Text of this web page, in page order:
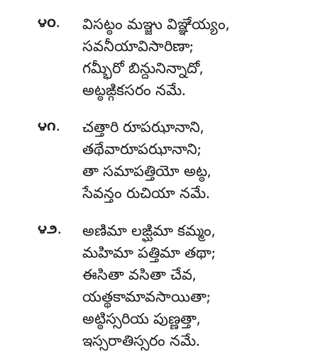
౪౦. విసట్ఠం మఞ్జు విఞ్ఞేయ్యం,
సవనీయావిసారిణా;
గమ్భీరో బిన్దునిన్నాదో,
అట్ఠఙ్గికసరం నమే.
౪౧. చత్తారి రూపఝానాని,
తథేవారూపఝానాని;
తా సమాపత్తియో అట్ఠ,
సేవన్తం రుచియా నమే.
౪౨.
అణిమా లఙ్ఘిమా కమ్మం,
మహిమా పత్తిమా తథా;
ఈసితా వసితా చేవ,
యత్థకామావసాయితా;
అట్ఠిస్సరియ పుణ్ణత్తా,
ఇస్సరాతిస్సరం నమే.